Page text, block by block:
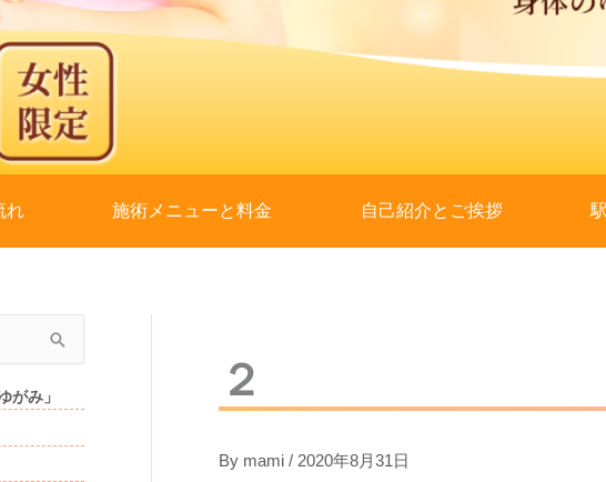
れ 施術メニューと料金 自己紹介とご挨拶
がみ」 ２
By mami / 2020年8月31日